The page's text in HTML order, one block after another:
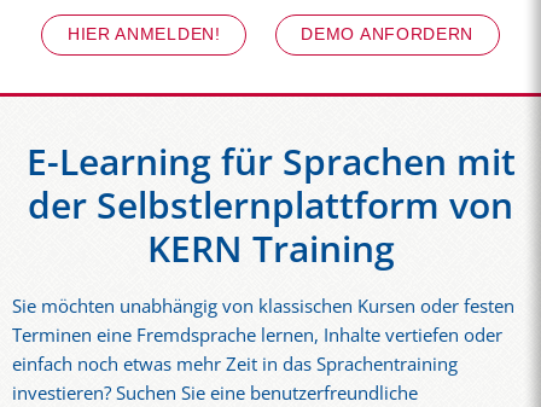
HIER ANMELDEN! DEMO ANFORDERN
E-Learning für Sprachen mit
der Selbstlernplattform von
KERN Training
Sie möchten unabhängig von klassischen Kursen oder festen
Terminen eine Fremdsprache lernen, Inhalte vertiefen oder
einfach noch etwas mehr Zeit in das Sprachentraining
investieren? Suchen Sie eine benutzerfreundliche